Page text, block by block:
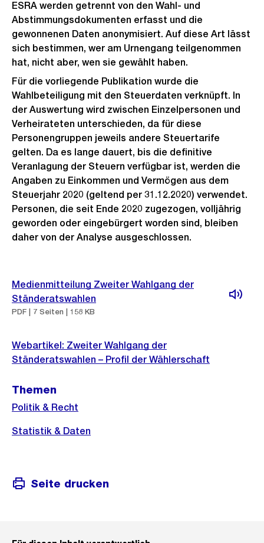
ESRA werden getrennt von den Wahl- und
Abstimmungsdokumenten erfasst und die
gewonnenen Daten anonymisiert. Auf diese Art lässt
sich bestimmen, wer am Urnengang teilgenommen
hat, nicht aber, wen sie gewählt haben.
Für die vorliegende Publikation wurde die
Wahlbeteiligung mit den Steuerdaten verknüpft. In
der Auswertung wird zwischen Einzelpersonen und
Verheirateten unterschieden, da für diese
Personengruppen jeweils andere Steuertarife
gelten. Da es lange dauert, bis die definitive
Veranlagung der Steuern verfügbar ist, werden die
Angaben zu Einkommen und Vermögen aus dem
Steuerjahr 2020 (geltend per 31.12.2020) verwendet.
Personen, die seit Ende 2020 zugezogen, volljährig
geworden oder eingebürgert worden sind, bleiben
daher von der Analyse ausgeschlossen.
Weitere
Informationen
Medienmitteilung Zweiter Wahlgang der
Ständeratswahlen
PDF | 7 Seiten | 158 KB
Webartikel: Zweiter Wahlgang der
Ständeratswahlen – Profil der Wählerschaft
Themen
Politik & Recht
Statistik & Daten
Seite drucken